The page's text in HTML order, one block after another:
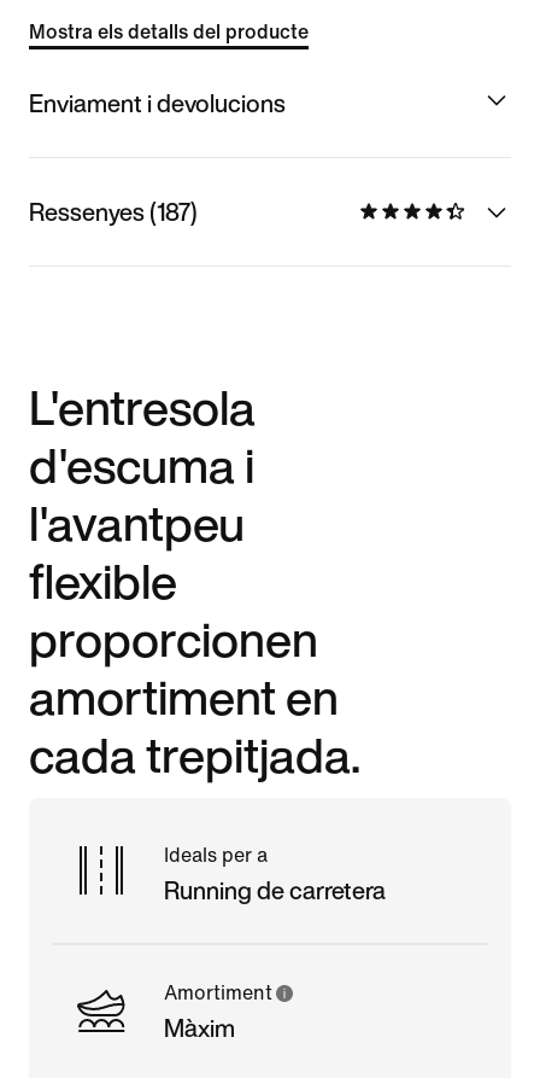
Mostra els detalls del producte
Enviament i devolucions
Ressenyes (187)
L'entresola
d'escuma i
l'avantpeu
flexible
proporcionen
amortiment en
cada trepitjada.
Ideals per a
Running de carretera
Amortiment
Màxim